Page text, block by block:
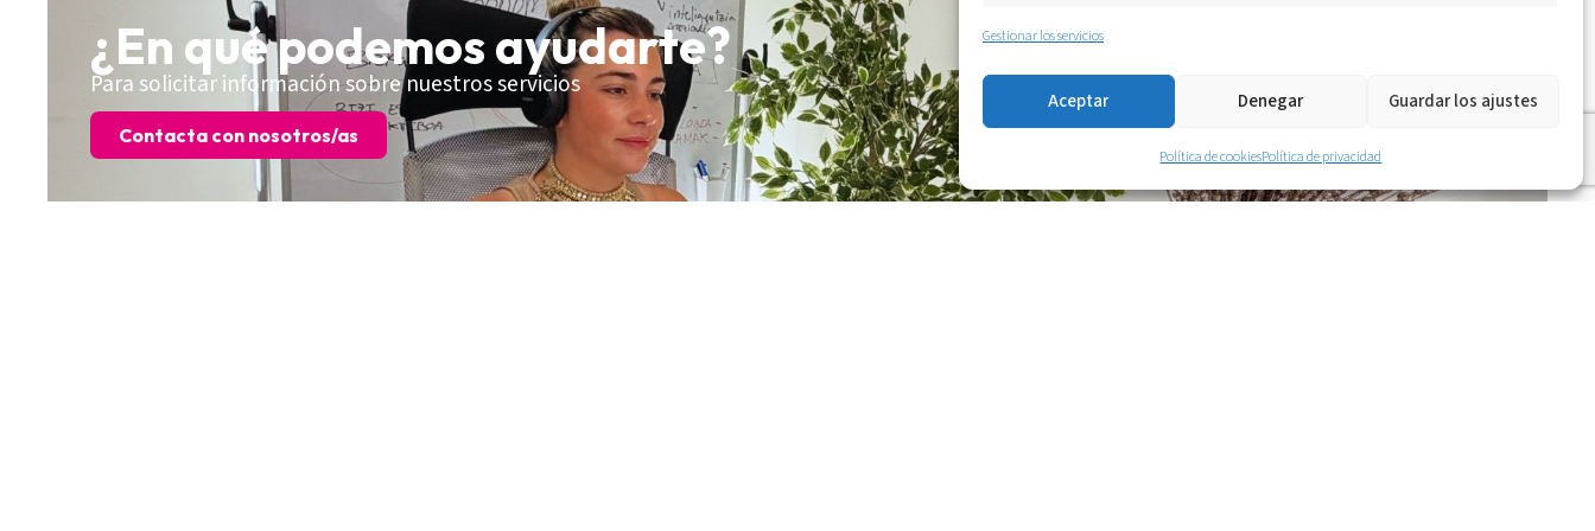
Gestionar los servicios
Aceptar Denegar Guardar los ajustes
Política de cookiesPolítica de privacidad
¿En qué podemos ayudarte?
Para solicitar información sobre nuestros servicios
Contacta con nosotros/as